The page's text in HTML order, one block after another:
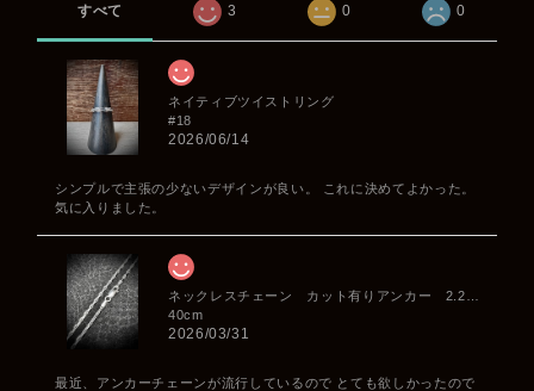
すべて 3 0 0
ネイティブツイストリング
#18
2026/06/14
シンプルで主張の少ないデザインが良い。 これに決めてよかった。
気に入りました。
40cm
2026/03/31
最近、アンカーチェーンが流行しているので とても欲しかったので